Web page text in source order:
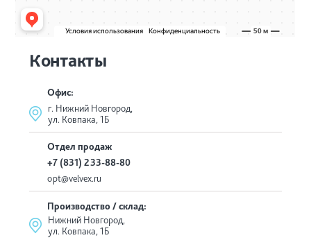
Контакты
Офис:
г. Нижний Новгород,
ул. Ковпака, 1Б
Отдел продаж
+7 (831) 233-88-80
opt@velvex.ru
Производство / склад:
Нижний Новгород,
ул. Ковпака, 1Б